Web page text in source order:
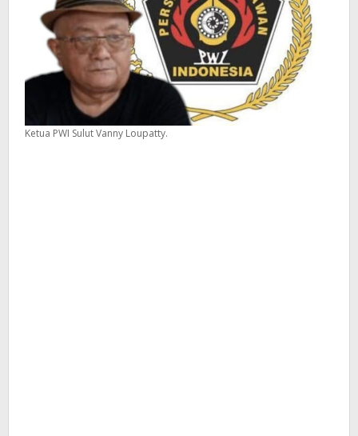
Ketua PWI Sulut Vanny Loupatty.